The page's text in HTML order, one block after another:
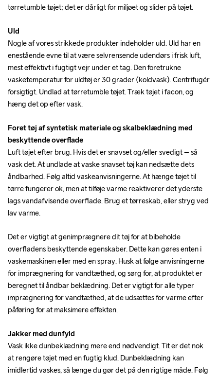
tørretumble tøjet; det er dårligt for miljøet og slider på tøjet.
Uld
Nogle af vores strikkede produkter indeholder uld. Uld har en
enestående evne til at være selvrensende udendørs i frisk luft,
mest effektivt i fugtigt vejr under et tag. Den foretrukne
vasketemperatur for uldtøj er 30 grader (koldvask). Centrifugér
forsigtigt. Undlad at tørretumble tøjet. Træk tøjet i facon, og
hæng det op efter vask.
Foret tøj af syntetisk materiale og skalbeklædning med
beskyttende overflade
Luft tøjet efter brug. Hvis det er snavset og/eller svedigt – så
vask det. At undlade at vaske snavset tøj kan nedsætte dets
åndbarhed. Følg altid vaskeanvisningerne. At hænge tøjet til
tørre fungerer ok, men at tilføje varme reaktiverer det yderste
lags vandafvisende overflade. Brug et tørreskab, eller stryg ved
lav varme.
Det er vigtigt at genimprægnere dit tøj for at bibeholde
overfladens beskyttende egenskaber. Dette kan gøres enten i
vaskemaskinen eller med en spray. Husk at følge anvisningerne
for imprægnering for vandtæthed, og sørg for, at produktet er
beregnet til åndbar beklædning. Det er vigtigt for alle typer
imprægnering for vandtæthed, at de udsættes for varme efter
påføring for at maksimere effekten.
Jakker med dunfyld
Vask ikke dunbeklædning mere end nødvendigt. Tit er det nok
at rengøre tøjet med en fugtig klud. Dunbeklædning kan
imidlertid vaskes, så længe du gør det på den rigtige måde. Følg